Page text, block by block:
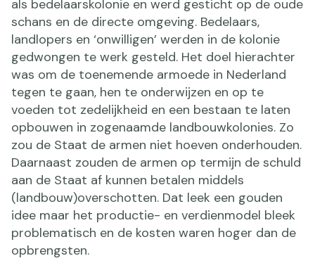
als bedelaarskolonie en werd gesticht op de oude
schans en de directe omgeving. Bedelaars,
landlopers en ‘onwilligen’ werden in de kolonie
gedwongen te werk gesteld. Het doel hierachter
was om de toenemende armoede in Nederland
tegen te gaan, hen te onderwijzen en op te
voeden tot zedelijkheid en een bestaan te laten
opbouwen in zogenaamde landbouwkolonies. Zo
zou de Staat de armen niet hoeven onderhouden.
Daarnaast zouden de armen op termijn de schuld
aan de Staat af kunnen betalen middels
(landbouw)overschotten. Dat leek een gouden
idee maar het productie- en verdienmodel bleek
problematisch en de kosten waren hoger dan de
opbrengsten.